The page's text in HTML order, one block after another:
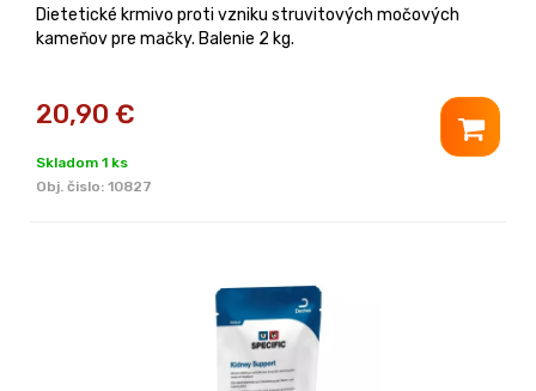
Dietetické krmivo proti vzniku struvitových močových
kameňov pre mačky. Balenie 2 kg.
20,90 €
Skladom 1 ks
Obj. čislo: 10827